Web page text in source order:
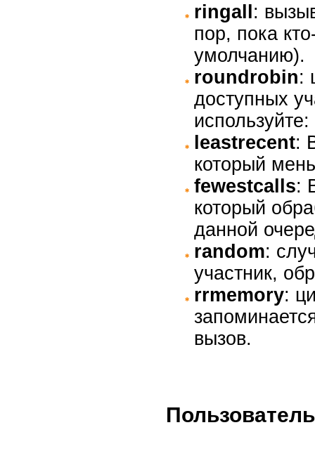
ringall :
пор, пока
умолчанию).
roundrobin:
доступных
leastrecent:
который
fewestcalls:
который
данной
random:
участник,
rrmemory:
вызов.